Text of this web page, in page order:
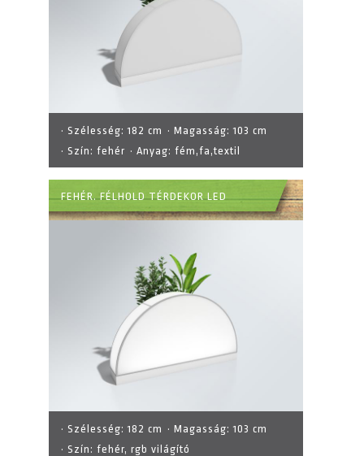
· Szélesség:182 cm · Magasság:103 cm
· Szín: fehér · Anyag: fém,fa,textil
FEHÉR. FÉLHOLD TÉRDEKOR LED
· Szélesség:182 cm · Magasság:103 cm
· Szín: fehér, rgb világító